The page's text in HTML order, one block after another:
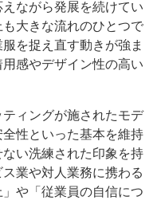
ながら発展を続けてい
大きな流れのひとつで
を捉え直す動きが強ま
感やデザイン性の高い
ィングが施されたモデ
性といった基本を維持
い洗練された印象を持
業や対人業務に携わる
や「従業員の自信につ